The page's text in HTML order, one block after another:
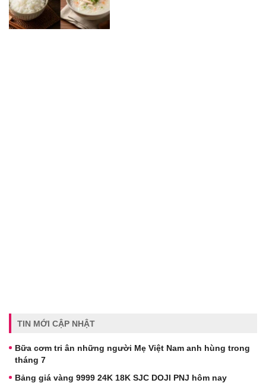
TIN MỚI CẬP NHẬT
Bữa cơm tri ân những người Mẹ Việt Nam anh hùng trong
tháng 7
Bảng giá vàng 9999 24K 18K SJC DOJI PNJ hôm nay